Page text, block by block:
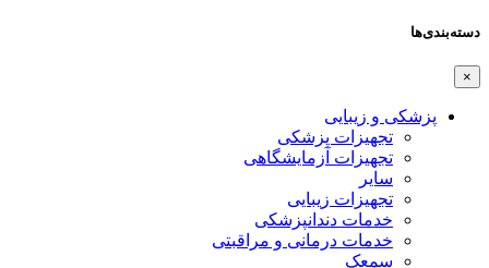
دسته‌بندی‌ها
×
پزشکی و زیبایی
تجهیزات پزشکی
تجهیزات آزمایشگاهی
سایر
تجهیزات زیبایی
خدمات دندانپزشکی
خدمات درمانی و مراقبتی
سمعک